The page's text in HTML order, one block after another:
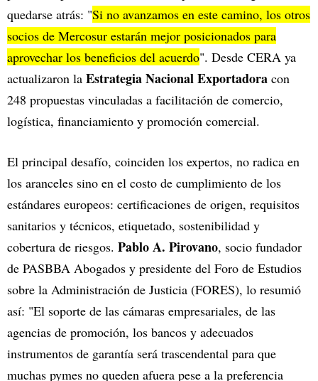
quedarse atrás: "Si no avanzamos en este camino, los otros
socios de Mercosur estarán mejor posicionados para
aprovechar los beneficios del acuerdo". Desde CERA ya
actualizaron la Estrategia Nacional Exportadora con
248 propuestas vinculadas a facilitación de comercio,
logística, financiamiento y promoción comercial.
El principal desafío, coinciden los expertos, no radica en
los aranceles sino en el costo de cumplimiento de los
estándares europeos: certificaciones de origen, requisitos
sanitarios y técnicos, etiquetado, sostenibilidad y
cobertura de riesgos. Pablo A. Pirovano, socio fundador
de PASBBA Abogados y presidente del Foro de Estudios
sobre la Administración de Justicia (FORES), lo resumió
así: "El soporte de las cámaras empresariales, de las
agencias de promoción, los bancos y adecuados
instrumentos de garantía será trascendental para que
muchas pymes no queden afuera pese a la preferencia